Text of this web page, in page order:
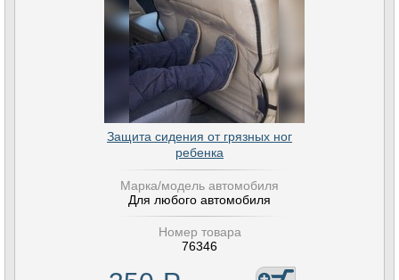
Защита сидения от грязных ног
ребенка
Марка/модель автомобиля
Для любого автомобиля
Номер товара
76346